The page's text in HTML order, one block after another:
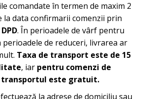
comandate în termen de maxim 2
la data confirmarii comenzii prin
DPD. În perioadele de vârf pentru
de reduceri, livrarea ar
Taxa de transport este de 15
, iar pentru comenzi de
transportul este gratuit.
la adrese de domiciliu sau